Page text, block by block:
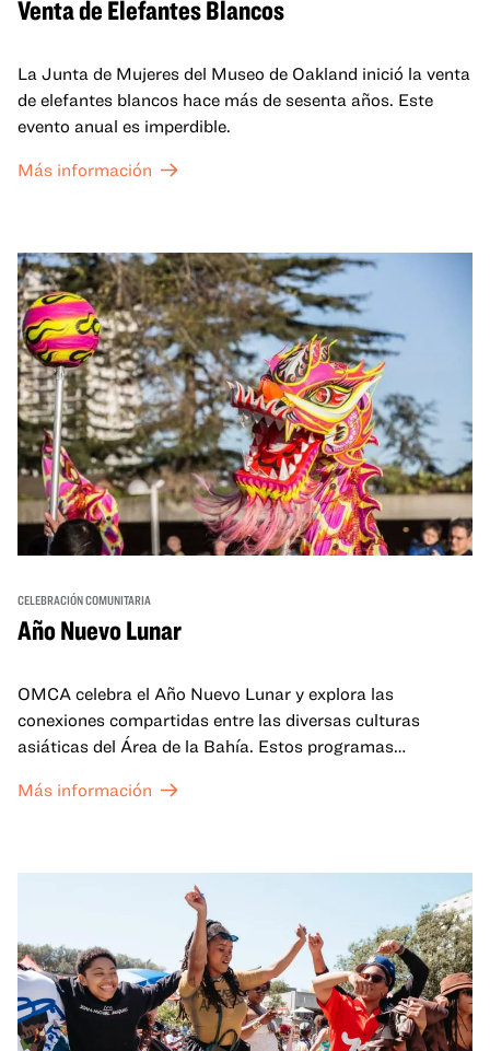
Venta de Elefantes Blancos
La Junta de Mujeres del Museo de Oakland inició la venta
de elefantes blancos hace más de sesenta años. Este
evento anual es imperdible.
Más información
CELEBRACIÓN COMUNITARIA
Año Nuevo Lunar
OMCA celebra el Año Nuevo Lunar y explora las
conexiones compartidas entre las diversas culturas
asiáticas del Área de la Bahía. Estos programas
celebran y honran las tradiciones del Año Nuevo Lunar a
un espacio para que nuestras comunidades AAPI se
reúnan y se eleven mutuamente con círculos de curación
tanto presenciales como virtuales.
Más información